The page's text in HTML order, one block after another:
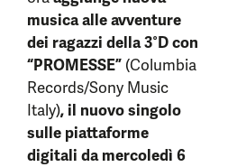
musica alle avventure
dei ragazzi della 3°D con
“PROMESSE” (Columbia
Records/Sony Music
Italy), il nuovo singolo
sulle piattaforme
digitali da mercoledì 6